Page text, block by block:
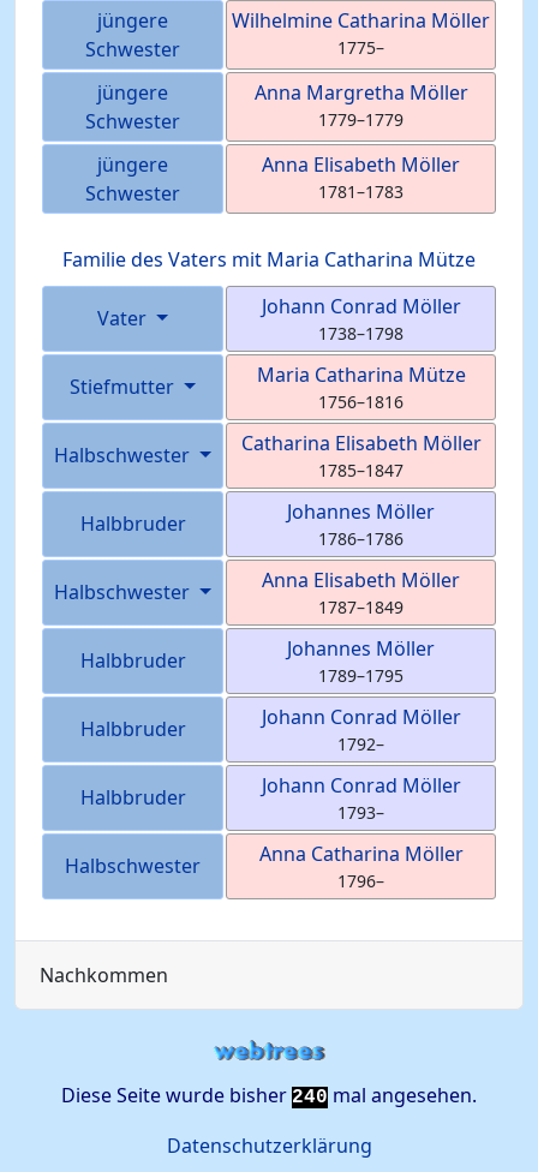
jüngere
Schwester
Wilhelmine Catharina Möller
1775–
jüngere
Schwester
Anna Margretha Möller
1779–1779
jüngere
Schwester
Anna Elisabeth Möller
1781–1783
Familie des Vaters mit Maria Catharina Mütze
Vater Johann Conrad Möller
1738–1798
Stiefmutter Maria Catharina Mütze
1756–1816
Halbschwester Catharina Elisabeth Möller
1785–1847
Halbbruder Johannes Möller
1786–1786
Halbschwester Anna Elisabeth Möller
1787–1849
Halbbruder Johannes Möller
1789–1795
Halbbruder Johann Conrad Möller
1792–
Halbbruder Johann Conrad Möller
1793–
Halbschwester Anna Catharina Möller
1796–
Nachkommen
Diese Seite wurde bisher 240 mal angesehen.
Datenschutzerklärung